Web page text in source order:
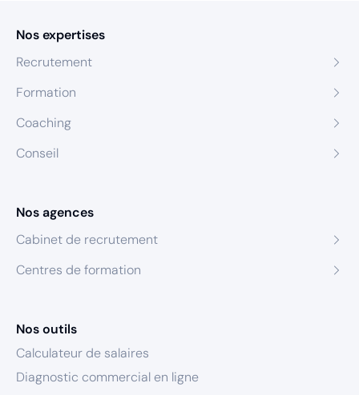
Nos expertises
Recrutement
Formation
Coaching
Conseil
Nos agences
Cabinet de recrutement
Centres de formation
Nos outils
Calculateur de salaires
Diagnostic commercial en ligne